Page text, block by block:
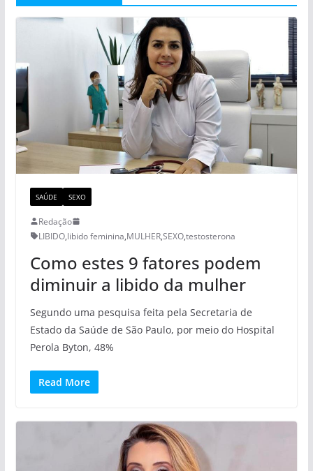
SAÚDE SEXO
Redação
LIBIDO,libido feminina,MULHER,SEXO,testosterona
Como estes 9 fatores podem
diminuir a libido da mulher
Segundo uma pesquisa feita pela Secretaria de
Estado da Saúde de São Paulo, por meio do Hospital
Perola Byton, 48%
Read More